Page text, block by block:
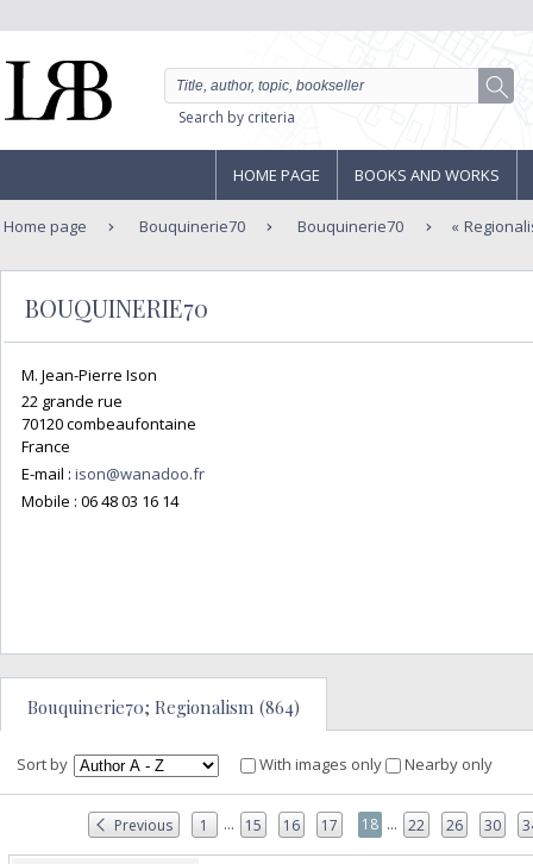
Search by criteria
HOME PAGE BOOKS AND WORKS
Home page Bouquinerie70 Bouquinerie70
BOUQUINERIE70
M. Jean-Pierre Ison
22 grande rue
70120 combeaufontaine
France
E-mail : ison@wanadoo.fr
Mobile : 06 48 03 16 14
Bouquinerie70; Regionalism (864)
Sort by With images only Nearby only
Previous 1 ... 15 16 17 18 ... 22 26 30